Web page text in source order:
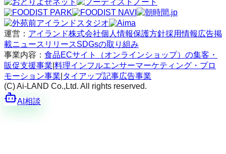
運営： アイランド株式会社個人情報保護方針採用情報広告掲
載ニュースリリースSDGsの取り組み
事業内容： 食品ECサイト（オンラインショップ）の集客・
販促支援事業 料理インフルエンサーマーケティング・プロ
モーション事業 タイアップ記事広告事業
(C) Ai-LAND Co.,Ltd. All rights reserved.
AI相談